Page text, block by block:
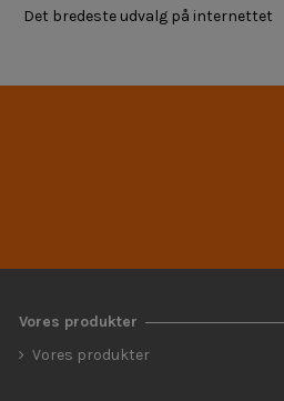
Det bredeste udvalg på internettet
Vores produkter
Vores produkter